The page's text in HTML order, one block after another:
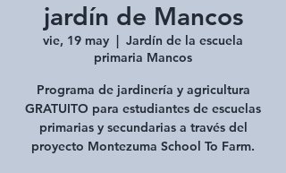
jardín de Mancos
vie, 19 may
  |
Jardín de la escuela
primaria Mancos
Programa de jardinería y agricultura
GRATUITO para estudiantes de escuelas
primarias y secundarias a través del
proyecto Montezuma School To Farm.